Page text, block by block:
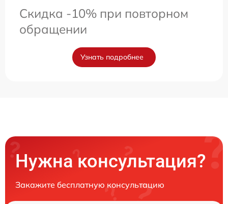
Скидка -10% при повторном
обращении
Узнать подробнее
Нужна консультация?
Закажите бесплатную консультацию